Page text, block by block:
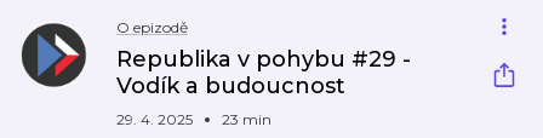
O epizodě
Republika v pohybu #29 -
Vodík a budoucnost
29. 4. 2025 23 min